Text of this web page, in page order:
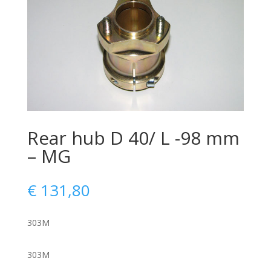
Rear hub D 40/ L -98 mm
– MG
€131,80
303M
303M